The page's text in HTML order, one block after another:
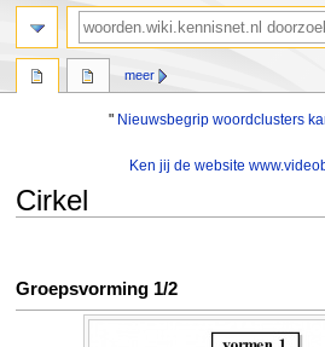
" Nieuwsbegrip woordclusters
Ken jij de website
Cirkel
springen
springen
Groepsvorming 1/2
meer
zoeken